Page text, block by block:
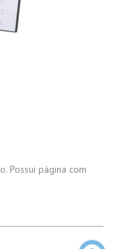
Possui página com